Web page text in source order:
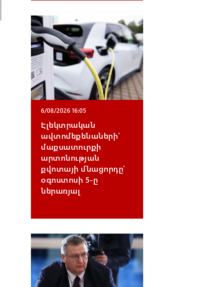
6/08/2026 16:05
Էլեկտրական
ավտոմեքենաների`
մաքսատուրքի
արտոնության
քվոտայի մնացորդը՝
օգոստոսի 5-ը
ներառյալ